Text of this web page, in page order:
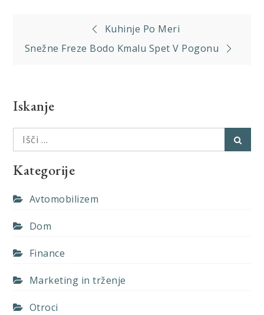
Navigacija
prispevka
Kuhinje Po Meri
Snežne Freze Bodo Kmalu Spet V Pogonu
Iskanje
Išči:
Kategorije
Avtomobilizem
Dom
Finance
Marketing in trženje
Otroci